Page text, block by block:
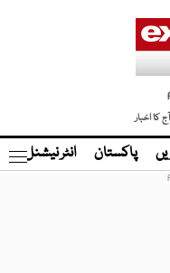
کا اخبار
پاکستان انٹر نیشنل